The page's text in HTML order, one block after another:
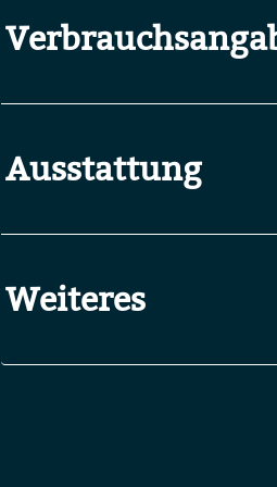
Ausstattung
Weiteres